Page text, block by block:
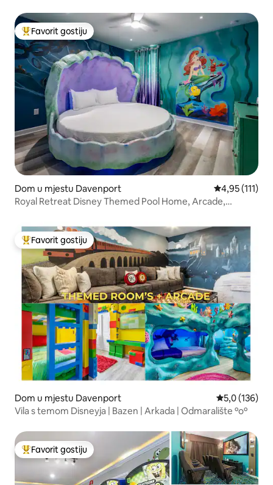
Glavni favorit gostiju
Favorit gostiju
Dom u mjestu Davenport Prosječna
4,95 (111)
Royal Retreat Disney Themed Pool Home, Arcade,
Glavni favorit gostiju
Favorit gostiju
Dom u mjestu Davenport Prosječna
5,0 (136)
Vila s temom Disneyja | Bazen | Arkada | Odmaralište ºoº
Glavni favorit gostiju
Favorit gostiju